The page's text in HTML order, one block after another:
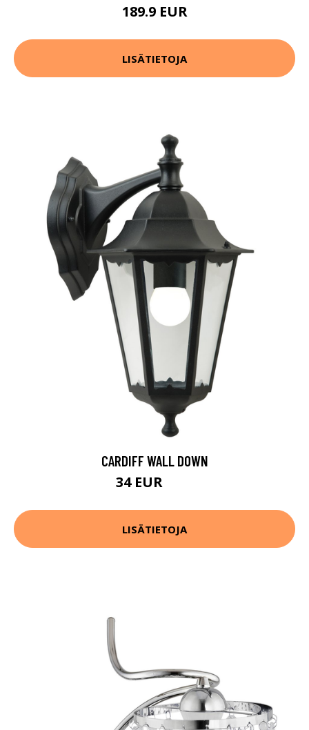
189.9 EUR
LISÄTIETOJA
CARDIFF WALL DOWN
34 EUR
LISÄTIETOJA